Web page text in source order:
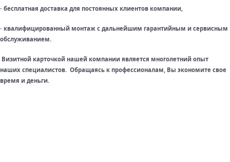
· бесплатная доставка для постоянных клиентов компании,
· квалифицированный монтаж с дальнейшим гарантийным и сервисным
обслуживанием.
Визитной карточкой нашей компании является многолетний опыт
наших специалистов. Обращаясь к профессионалам, Вы экономите свое
время и деньги.